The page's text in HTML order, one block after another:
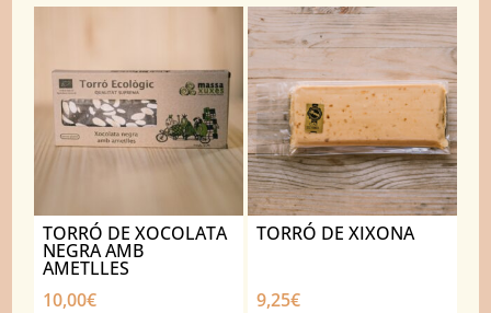
TORRÓ DE XOCOLATA
NEGRA AMB
AMETLLES
10,00€
TORRÓ DE XIXONA
9,25€